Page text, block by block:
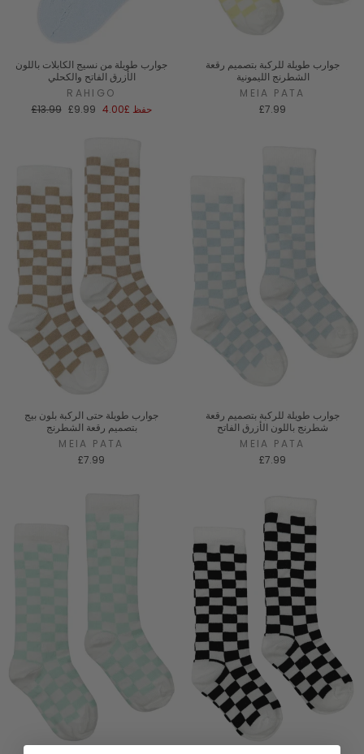
جوارب طويلة من نسيج الكابلات باللون
الأزرق الفاتح والكحلي
RAHIGO
السعر
£13.99 سعر
£9.99 حفظ £4.00
جوارب طويلة للركبة بتصميم رقعة
الشطرنج الليمونية
MEIA PATA
£7.99
جوارب طويلة حتى الركبة بلون بيج
بتصميم رقعة الشطرنج
MEIA PATA
£7.99
جوارب طويلة للركبة بتصميم رقعة
شطرنج باللون الأزرق الفاتح
MEIA PATA
£7.99